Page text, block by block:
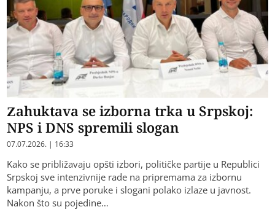
Zahuktava se izborna trka u Srpskoj:
NPS i DNS spremili slogan
07.07.2026. | 16:33
Kako se približavaju opšti izbori, političke partije u Republici
Srpskoj sve intenzivnije rade na pripremama za izbornu
kampanju, a prve poruke i slogani polako izlaze u javnost.
Nakon što su pojedine…